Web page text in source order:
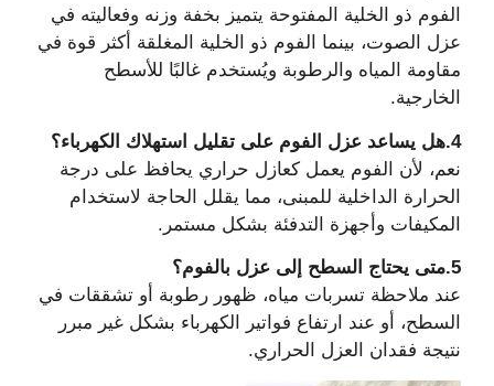
الفوم ذو الخلية المفتوحة يتميز بخفة وزنه وفعاليته في
عزل الصوت، بينما الفوم ذو الخلية المغلقة أكثر قوة في
مقاومة المياه والرطوبة ويُستخدم غالبًا للأسطح
الخارجية.
4.هل يساعد عزل الفوم على تقليل استهلاك الكهرباء؟
نعم، لأن الفوم يعمل كعازل حراري يحافظ على درجة
الحرارة الداخلية للمبنى، مما يقلل الحاجة لاستخدام
المكيفات وأجهزة التدفئة بشكل مستمر.
5.متى يحتاج السطح إلى عزل بالفوم؟
عند ملاحظة تسربات مياه، ظهور رطوبة أو تشققات في
السطح، أو عند ارتفاع فواتير الكهرباء بشكل غير مبرر
نتيجة فقدان العزل الحراري.